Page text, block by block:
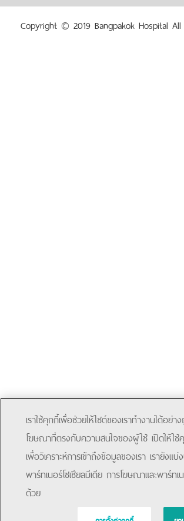
Copyright © 2019 Bangpakok Hospital
เราใช้คุกกี้เพื่อช่วยให้ไซต์ของเราทำงานได้อย่
โฆษณาที่ตรงกับความสนใจของผู้ใช้ เปิดให้ใช้
เพื่อวิเคราะห์การเข้าถึงข้อมูลของเรา เรายังแ
พาร์ทเนอร์โซเชียลมีเดีย การโฆษณาและพาร์ทเ
ด้วย